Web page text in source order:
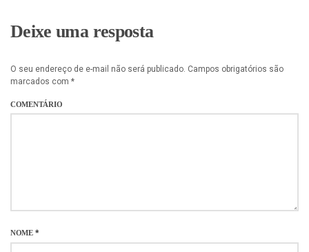
Deixe uma resposta
O seu endereço de e-mail não será publicado. Campos obrigatórios são
marcados com *
COMENTÁRIO
NOME *